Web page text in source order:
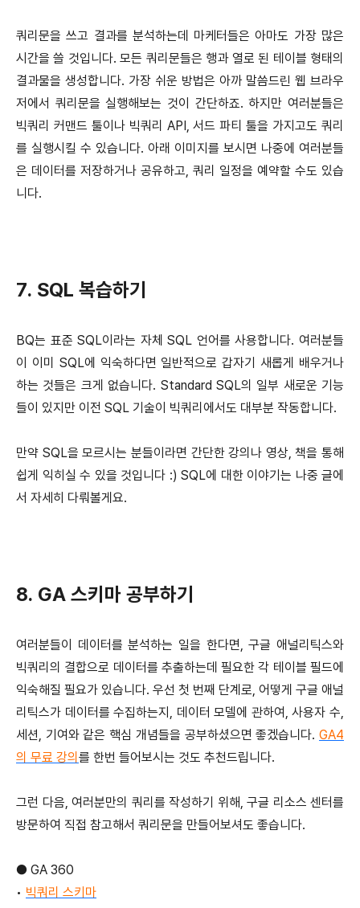
쿼리문을 쓰고 결과를 분석하는데 마케터들은 아마도 가장 많은
시간을 쓸 것입니다. 모든 쿼리문들은 행과 열로 된 테이블 형태의
결과물을 생성합니다. 가장 쉬운 방법은 아까 말씀드린 웹 브라우
저에서 쿼리문을 실행해보는 것이 간단하죠. 하지만 여러분들은
빅쿼리 커맨드 툴이나 빅쿼리 API, 서드 파티 툴을 가지고도 쿼리
를 실행시킬 수 있습니다. 아래 이미지를 보시면 나중에 여러분들
은 데이터를 저장하거나 공유하고, 쿼리 일정을 예약할 수도 있습
니다.
7. SQL 복습하기
BQ는 표준 SQL이라는 자체 SQL 언어를 사용합니다. 여러분들
이 이미 SQL에 익숙하다면 일반적으로 갑자기 새롭게 배우거나
하는 것들은 크게 없습니다. Standard SQL의 일부 새로운 기능
들이 있지만 이전 SQL 기술이 빅쿼리에서도 대부분 작동합니다.
만약 SQL을 모르시는 분들이라면 간단한 강의나 영상, 책을 통해
쉽게 익히실 수 있을 것입니다 :) SQL에 대한 이야기는 나중 글에
서 자세히 다뤄볼게요.
8. GA 스키마 공부하기
여러분들이 데이터를 분석하는 일을 한다면, 구글 애널리틱스와
빅쿼리의 결합으로 데이터를 추출하는데 필요한 각 테이블 필드에
익숙해질 필요가 있습니다. 우선 첫 번째 단계로, 어떻게 구글 애널
리틱스가 데이터를 수집하는지, 데이터 모델에 관하여, 사용자 수,
세션, 기여와 같은 핵심 개념들을 공부하셨으면 좋겠습니다. GA4
의 무료 강의 를 한번 들어보시는 것도 추천드립니다.
그런 다음, 여러분만의 쿼리를 작성하기 위해, 구글 리소스 센터를
방문하여 직접 참고해서 쿼리문을 만들어보셔도 좋습니다.
● GA 360
• 빅쿼리 스키마